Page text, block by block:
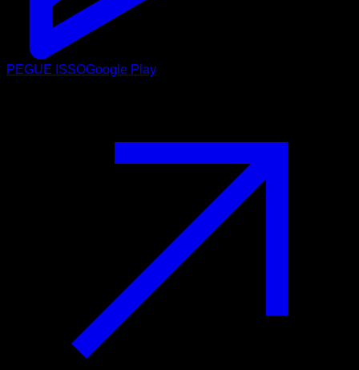
PEGUE ISSOGoogle Play